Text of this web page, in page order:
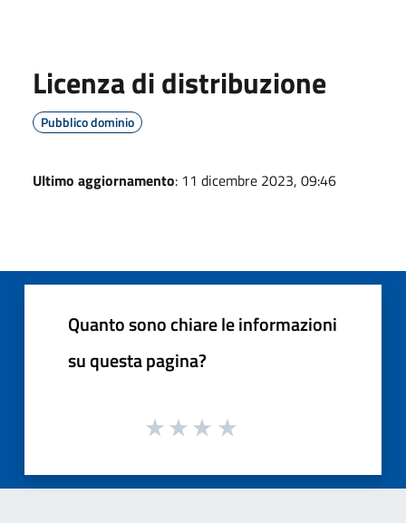
Licenza di distribuzione
Pubblico dominio
Ultimo aggiornamento: 11 dicembre 2023, 09:46
Quanto sono chiare le informazioni
su questa pagina?